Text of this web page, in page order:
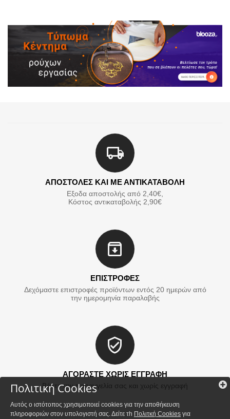
ΑΠΟΣΤΟΛΕΣ ΚΑΙ ΜΕ ΑΝΤΙΚΑΤΑΒΟΛΗ
Εξοδα αποστολής από 2,40€,
Κόστος αντικαταβολής 2,90€
ΕΠΙΣΤΡΟΦΕΣ
Δεχόμαστε επιστροφές προϊόντων εντός 20 ημερών από
την ημερομηνία παραλαβής
ΑΓΟΡΑΣΤΕ ΧΩΡΙΣ ΕΓΓΡΑΦΗ
Βάλτε την παραγγελία σας και χωρίς εγγραφή
Πολιτική Cookies
Αυτός ο ιστότοπος χρησιμοποιεί cookies για την αποθήκευση
πληροφοριών στον υπολογιστή σας. Δείτε τh Πολιτκή Cookies για